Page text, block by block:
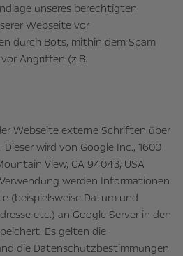
unseres berechtigten
Webseite vor
durch Bots, mithin dem Spam
Angriffen (z.B.
Webseite externe Schriften über
wird von Google Inc., 1600
View, CA 94043, USA
werden Informationen
(beispielsweise Datum und
etc.) an Google Server in den
Es gelten die
die Datenschutzbestimmungen